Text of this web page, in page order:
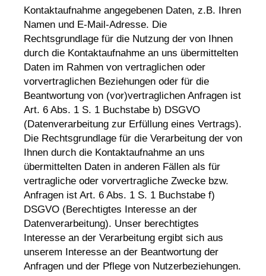
Kontaktaufnahme angegebenen Daten, z.B. Ihren
Namen und E-Mail-Adresse. Die
Rechtsgrundlage für die Nutzung der von Ihnen
durch die Kontaktaufnahme an uns übermittelten
Daten im Rahmen von vertraglichen oder
vorvertraglichen Beziehungen oder für die
Beantwortung von (vor)vertraglichen Anfragen ist
Art. 6 Abs. 1 S. 1 Buchstabe b) DSGVO
(Datenverarbeitung zur Erfüllung eines Vertrags).
Die Rechtsgrundlage für die Verarbeitung der von
Ihnen durch die Kontaktaufnahme an uns
übermittelten Daten in anderen Fällen als für
vertragliche oder vorvertragliche Zwecke bzw.
Anfragen ist Art. 6 Abs. 1 S. 1 Buchstabe f)
DSGVO (Berechtigtes Interesse an der
Datenverarbeitung). Unser berechtigtes
Interesse an der Verarbeitung ergibt sich aus
unserem Interesse an der Beantwortung der
Anfragen und der Pflege von Nutzerbeziehungen.